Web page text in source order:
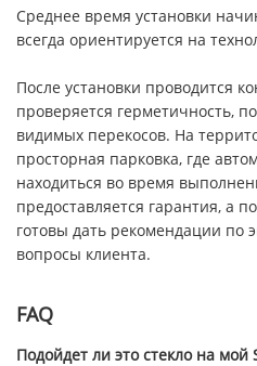
Среднее время установки
всегда ориентируется на
После установки проводится
проверяется герметичность,
видимых перекосов. На
просторная парковка, где
находиться во время
предоставляется гарантия, а
готовы дать рекомендации по
вопросы клиента.
FAQ
Подойдет ли это стекло на мой